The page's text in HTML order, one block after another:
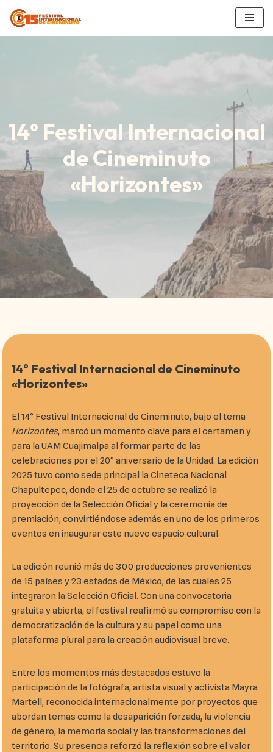
14° Festival Internacional
de Cineminuto
«Horizontes»
14° Festival Internacional de Cineminuto
«Horizontes»
El 14° Festival Internacional de Cineminuto, bajo el tema
Horizontes, marcó un momento clave para el certamen y
para la UAM Cuajimalpa al formar parte de las
celebraciones por el 20° aniversario de la Unidad. La edición
2025 tuvo como sede principal la Cineteca Nacional
Chapultepec, donde el 25 de octubre se realizó la
proyección de la Selección Oficial y la ceremonia de
premiación, convirtiéndose además en uno de los primeros
eventos en inaugurar este nuevo espacio cultural.
La edición reunió más de 300 producciones provenientes
de 15 países y 23 estados de México, de las cuales 25
integraron la Selección Oficial. Con una convocatoria
gratuita y abierta, el festival reafirmó su compromiso con la
democratización de la cultura y su papel como una
plataforma plural para la creación audiovisual breve.
Entre los momentos más destacados estuvo la
participación de la fotógrafa, artista visual y activista Mayra
Martell, reconocida internacionalmente por proyectos que
abordan temas como la desaparición forzada, la violencia
de género, la memoria social y las transformaciones del
territorio. Su presencia reforzó la reflexión sobre el valor